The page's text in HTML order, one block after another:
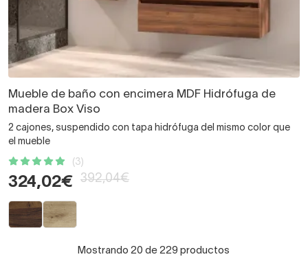
Mueble de baño con encimera MDF Hidrófuga de
madera Box Viso
2 cajones, suspendido con tapa hidrófuga del mismo color que
el mueble
(3)
324,02€ 392,04€
Mostrando 20 de 229 productos